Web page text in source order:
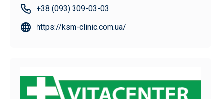
+38 (093) 309-03-03
https://ksm-clinic.com.ua/